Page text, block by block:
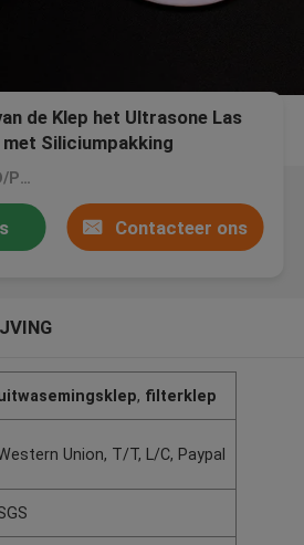
de Klep het Ultrasone Las
Siliciumpakking
Prijs：0.05-0.053USD/PCS
Contacteer ons
, filterklep
Union, T/T, L/C, Paypal